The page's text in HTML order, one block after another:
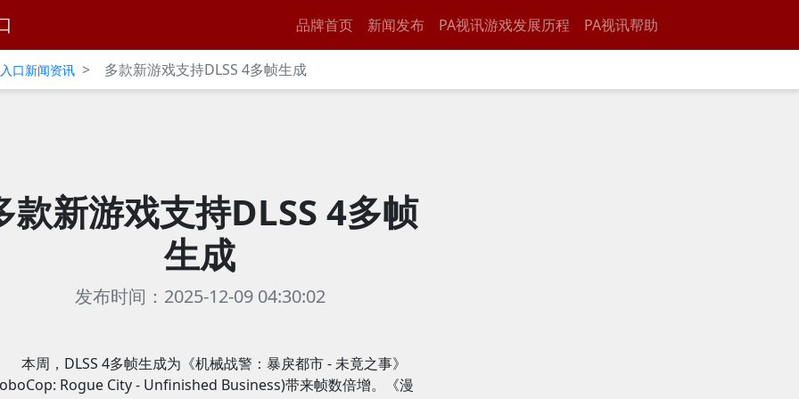
品牌首页 新闻发布 PA视讯游戏发展历程 PA视讯帮助
口新闻资讯 > 多款新游戏支持DLSS 4多帧生成
款新游戏支持DLSS 4多帧
生成
发布时间：2025-12-09 04:30:02
本周，DLSS 4多帧生成为《机械战警：暴戾都市 - 未竟之事》
Rogue City - Unfinished Business)带来帧数倍增。《漫